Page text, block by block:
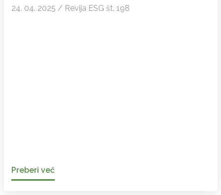
24. 04. 2025 / Revija ESG št. 198
Preberi več